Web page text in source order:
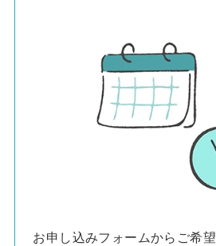
お申し込みフォームからご希